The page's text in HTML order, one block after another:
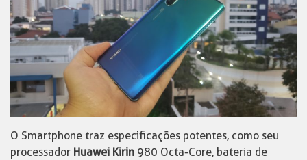
O Smartphone traz especificações potentes, como seu
processador Huawei Kirin 980 Octa-Core, bateria de